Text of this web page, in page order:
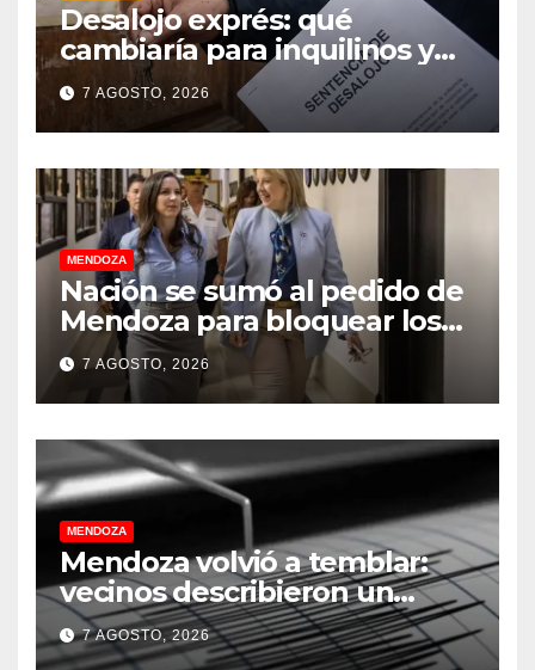
Desalojo exprés: qué
cambiaría para inquilinos y
dueños con el proyecto que
tuvo media sanción en la
Cámara alta
7 AGOSTO, 2026
MENDOZA
Nación se sumó al pedido de
Mendoza para bloquear los
celulares en las cárceles de la
provincia
7 AGOSTO, 2026
MENDOZA
Mendoza volvió a temblar:
vecinos describieron un
“sacudón” acompañado por
un fuerte estruendo
7 AGOSTO, 2026